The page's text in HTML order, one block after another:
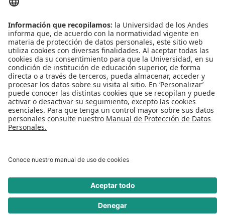
Convivencia y transparencia
Emergencias: Extensión 0000
Eventos destacados
Mapa del Sitio
Multimedia
Noticias
Preguntas frecuentes
Reconocimiento como Universidad: Decreto 1297 del 30 de mayo de 1964.